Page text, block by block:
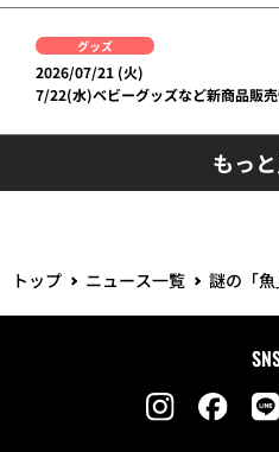
グッズ
2026/07/21 (火)
7/22(水)ベビーグッズなど新商品販
もっ
トップ
ニュース一覧 謎の「